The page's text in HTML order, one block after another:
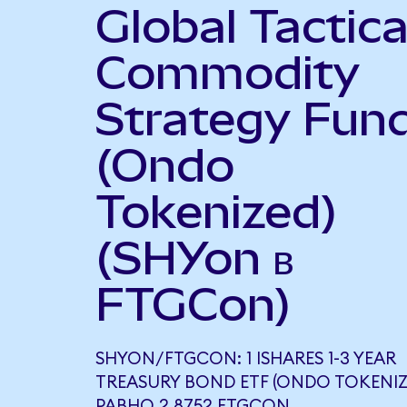
Global
Commodity
Strategy
(Ondo
Tokenized)
(SHYon в
FTGCon)
SHYON/FTGCON: 1 ISHARES 1-3 YEAR
TREASURY BOND ETF (ONDO